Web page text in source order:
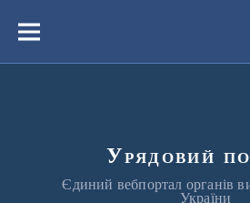
вмістуМеню
Урядовий
Єдиний вебпортал органів
України